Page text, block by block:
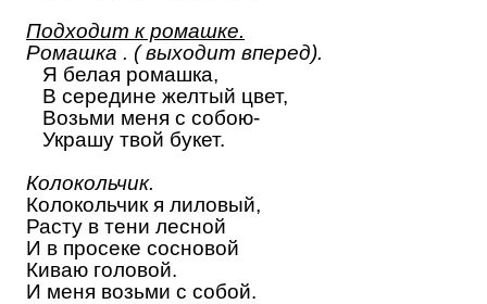
Подходит к ромашке.
Ромашка . ( выходит вперед).
Я белая ромашка,
В середине желтый цвет,
Возьми меня с собою-
Украшу твой букет.
Колокольчик.
Колокольчик я лиловый,
Расту в тени лесной
И в просеке сосновой
Киваю головой.
И меня возьми с собой.